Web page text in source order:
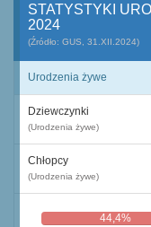
STATYSTYKI
2024
(Źródło: GUS, 31.XII.2024)
Urodzenia żywe
Dziewczynki
(Urodzenia żywe)
Chłopcy
(Urodzenia żywe)
44,4%